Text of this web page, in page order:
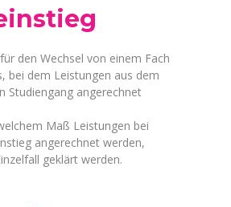
den Wechsel von einem Fach
bei dem Leistungen aus dem
Studiengang angerechnet
Maß Leistungen bei
angerechnet werden,
geklärt werden.